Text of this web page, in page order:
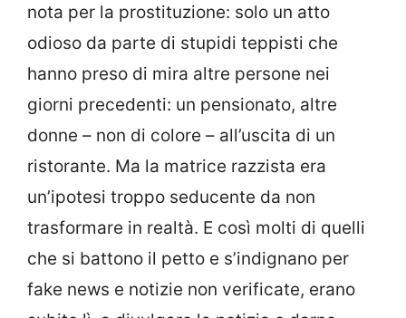
nota per la prostituzione: solo un atto
odioso da parte di stupidi teppisti che
hanno preso di mira altre persone nei
giorni precedenti: un pensionato, altre
donne – non di colore – all’uscita di un
ristorante. Ma la matrice razzista era
un’ipotesi troppo seducente da non
trasformare in realtà. E così molti di quelli
che si battono il petto e s’indignano per
fake news e notizie non verificate, erano